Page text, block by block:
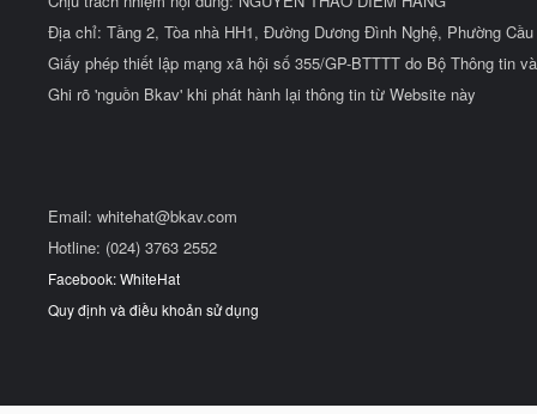
Địa chỉ: Tầng 2, Tòa nhà HH1, Đường Dương Đình Nghệ, Phường
Giấy phép thiết lập mạng xã hội số 355/GP-BTTTT do Bộ Thông tin
Ghi rõ 'nguồn Bkav' khi phát hành lại thông tin từ Website này
Email: whitehat@bkav.com
Hotline: (024) 3763 2552
Facebook: WhiteHat
Quy định và điều khoản sử dụng